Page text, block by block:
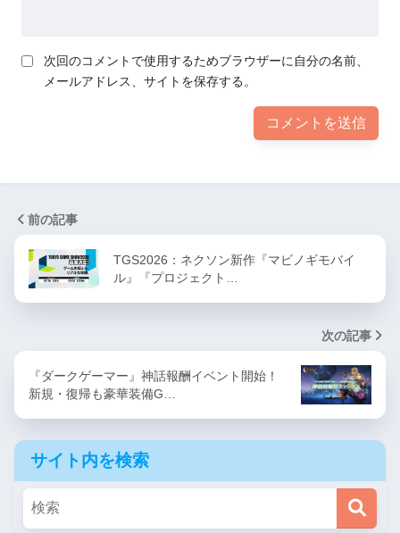
次回のコメントで使用するためブラウザーに自分の名前、
メールアドレス、サイトを保存する。
前の記事
TGS2026：ネクソン新作『マビノギモバイ
ル』『プロジェクト…
次の記事
『ダークゲーマー』神話報酬イベント開始！
新規・復帰も豪華装備G…
サイト内を検索